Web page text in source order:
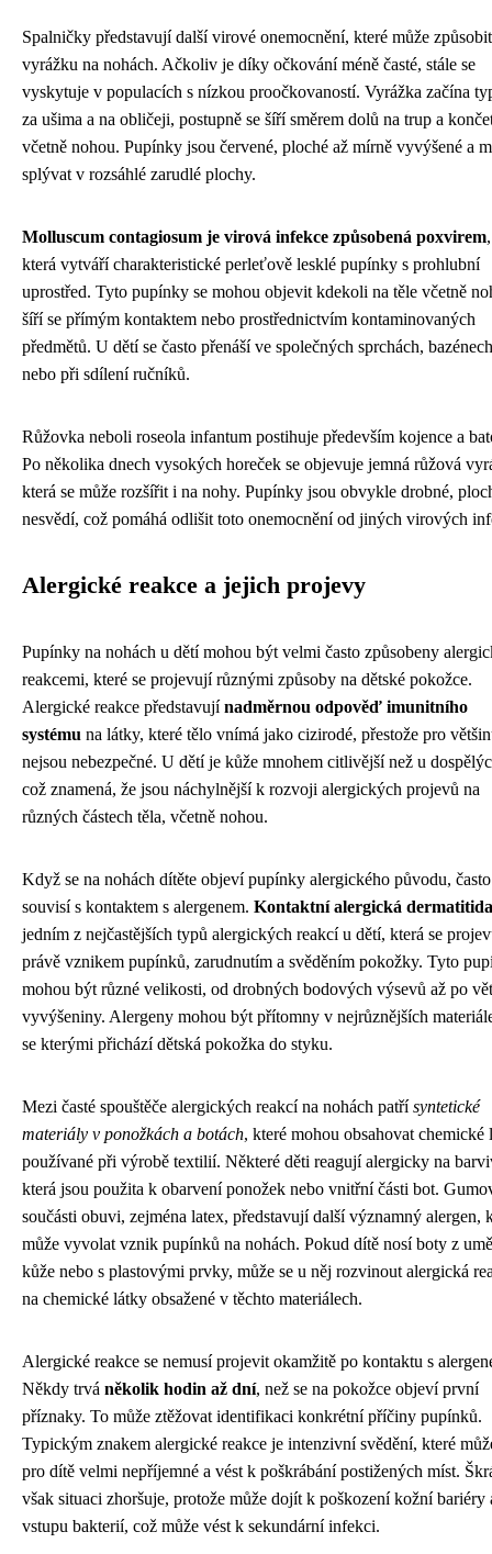
Spalničky představují další virové onemocnění, které může způsobit
vyrážku na nohách. Ačkoliv je díky očkování méně časté, stále se
vyskytuje v populacích s nízkou proočkovaností. Vyrážka začína
za ušima a na obličeji, postupně se šíří směrem dolů na trup a
včetně nohou. Pupínky jsou červené, ploché až mírně vyvýšené a
splývat v rozsáhlé zarudlé plochy.
Molluscum contagiosum je virová infekce způsobená poxvirem,
která vytváří charakteristické perleťově lesklé pupínky s prohlubní
uprostřed. Tyto pupínky se mohou objevit kdekoli na těle včetně
šíří se přímým kontaktem nebo prostřednictvím kontaminovaných
předmětů. U dětí se často přenáší ve společných sprchách, bazénech
nebo při sdílení ručníků.
Růžovka neboli roseola infantum postihuje především kojence a
Po několika dnech vysokých horeček se objevuje jemná růžová
která se může rozšířit i na nohy. Pupínky jsou obvykle drobné,
nesvědí, což pomáhá odlišit toto onemocnění od jiných virových
Alergické reakce a jejich projevy
Pupínky na nohách u dětí mohou být velmi často způsobeny
reakcemi, které se projevují různými způsoby na dětské pokožce.
Alergické reakce představujínadměrnou odpověď imunitního
systému na látky, které tělo vnímá jako cizirodé, přestože pro
nejsou nebezpečné. U dětí je kůže mnohem citlivější než u
což znamená, že jsou náchylnější k rozvoji alergických projevů na
různých částech těla, včetně nohou.
Když se na nohách dítěte objeví pupínky alergického původu,
souvisí s kontaktem s alergenem. Kontaktní alergická dermatitida
jedním z nejčastějších typů alergických reakcí u dětí, která se
právě vznikem pupínků, zarudnutím a svěděním pokožky. Tyto
mohou být různé velikosti, od drobných bodových výsevů až po
vyvýšeniny. Alergeny mohou být přítomny v nejrůznějších
se kterými přichází dětská pokožka do styku.
Mezi časté spouštěče alergických reakcí na nohách patřísyntetické
materiály v ponožkách a botách, které mohou obsahovat chemické
používané při výrobě textilií. Některé děti reagují alergicky na
která jsou použita k obarvení ponožek nebo vnitřní části bot.
součásti obuvi, zejména latex, představují další významný alergen,
může vyvolat vznik pupínků na nohách. Pokud dítě nosí boty z
kůže nebo s plastovými prvky, může se u něj rozvinout alergická
na chemické látky obsažené v těchto materiálech.
Alergické reakce se nemusí projevit okamžitě po kontaktu s
Někdy trvá několik hodin až dní, než se na pokožce objeví první
příznaky. To může ztěžovat identifikaci konkrétní příčiny pupínků.
Typickým znakem alergické reakce je intenzivní svědění, které
pro dítě velmi nepříjemné a vést k poškrábání postižených míst.
však situaci zhoršuje, protože může dojít k poškození kožní bariéry
vstupu bakterií, což může vést k sekundární infekci.